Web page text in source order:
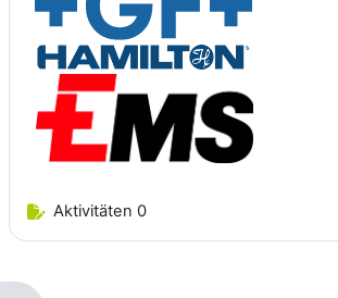
Aktivitäten 0